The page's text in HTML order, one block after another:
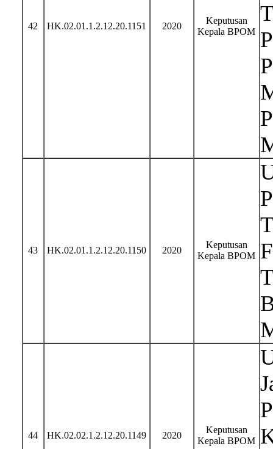
42 HK.02.01.1.2.12.20.1151 2020
Keputusan
Kepala BPOM
43 HK.02.01.1.2.12.20.1150 2020
Keputusan
Kepala BPOM
44 HK.02.02.1.2.12.20.1149 2020
Keputusan
Kepala BPOM